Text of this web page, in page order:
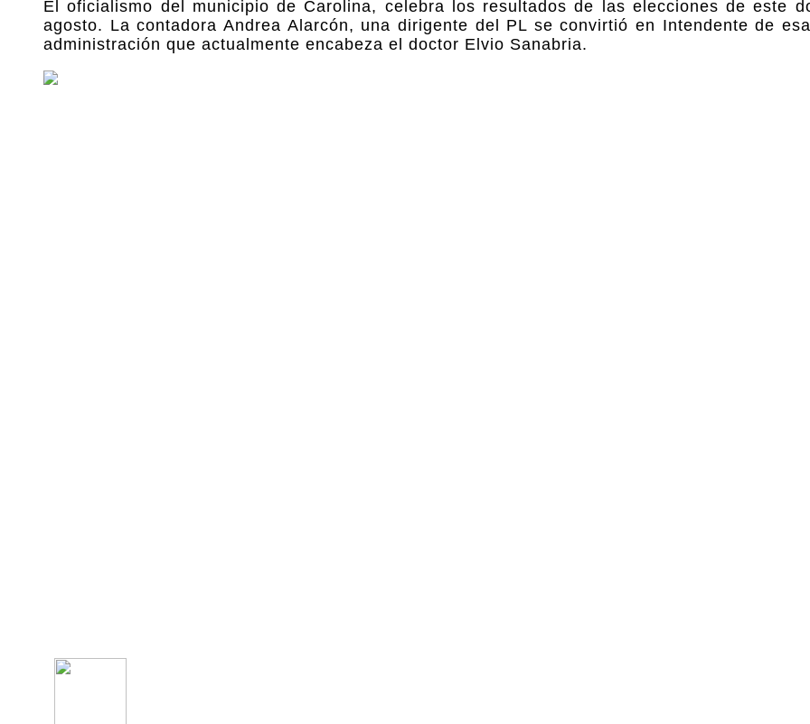
El oficialismo del municipio de Carolina, celebra los resultados de las elecciones de este
agosto. La contadora Andrea Alarcón, una dirigente del PL se convirtió en Intendente de
administración que actualmente encabeza el doctor Elvio Sanabria.